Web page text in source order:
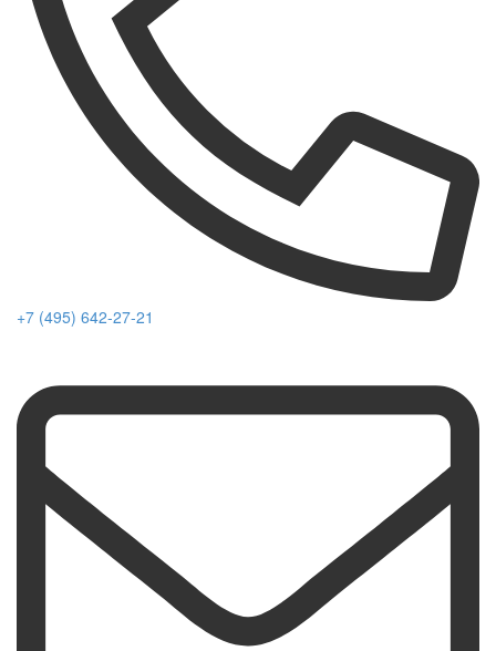
+7 (495) 642-27-21